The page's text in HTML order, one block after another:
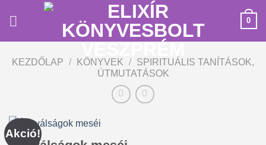
0
KEZDŐLAP / KÖNYVEK /
SPIRITUÁLIS TANÍTÁSOK,
ÚTMUTATÁSOK
Akció!